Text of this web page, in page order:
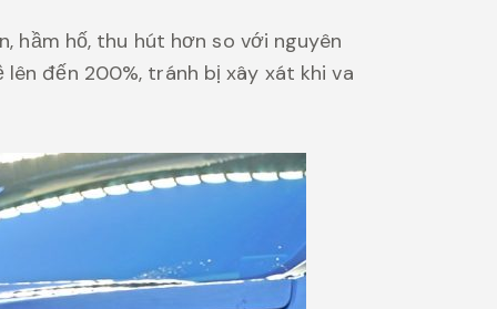
hầm hố, thu hút hơn so với nguyên
đến 200%, tránh bị xây xát khi va